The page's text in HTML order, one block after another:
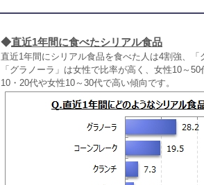
◆直近1年間に食べたシリアル食品
直近1年間にシリアル食品を食べた人は4割強、
「グラノーラ」は女性で比率が高く、女性10～
10・20代や女性10～30代で高い傾向です。